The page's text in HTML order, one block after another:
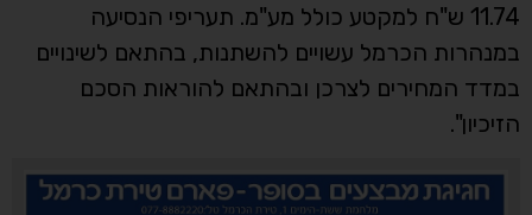
11.74 ש"ח למקטע כולל מע"מ. תעריפי הנסיעה
במנהרות הכרמל עשויים להשתנות, בהתאם לשינויים
במדד המחירים לצרכן ובהתאם להוראות הסכם
הזיכיון".